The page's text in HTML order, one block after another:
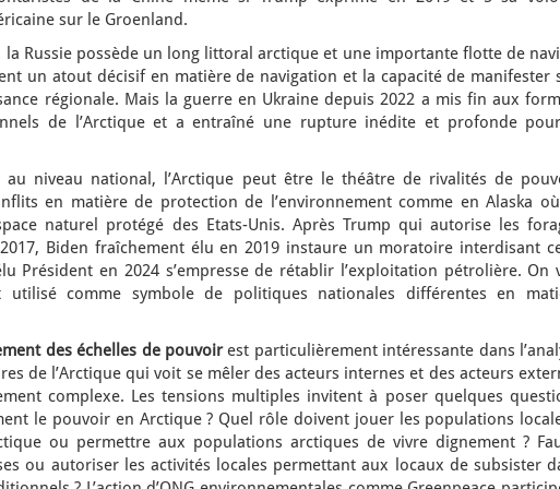
sur le Groenland.
la Russie possède un long littoral arctique et une importante flotte de
un atout décisif en matière de navigation et la capacité de manifester
régionale. Mais la guerre en Ukraine depuis 2022 a mis fin aux
de l’Arctique et a entraîné une rupture inédite et profonde
au niveau national, l’Arctique peut être le théâtre de rivalités de
en matière de protection de l’environnement comme en Alaska
naturel protégé des Etats-Unis. Après Trump qui autorise les
Biden fraîchement élu en 2019 instaure un moratoire interdisant
Président en 2024 s’empresse de rétablir l’exploitation pétrolière. On
utilisé comme symbole de politiques nationales différentes en
des échelles de pouvoirest particulièrement intéressante dans
de l’Arctique qui voit se mêler des acteurs internes et des acteurs
complexe. Les tensions multiples invitent à poser quelques
le pouvoir en Arctique ? Quel rôle doivent jouer les populations
ou permettre aux populations arctiques de vivre dignement ?
ou autoriser les activités locales permettant aux locaux de subsister